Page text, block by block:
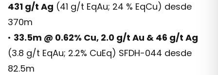
431 g/t Ag (41 g/t EqAu; 24 % EqCu) desde
370m
• 33.5m @ 0.62% Cu, 2.0 g/t Au & 46 g/t Ag
(3.8 g/t EqAu; 2.2% CuEq) SFDH-044 desde
82.5m